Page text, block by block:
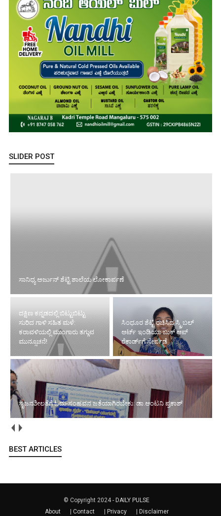
SLIDER POST
ಸಾನಿಧ್ಯ ಅರ್ಜುನ್ ಶೆಟ್ಟಿ ಶಾಲೆಯ ಲೋಕಾರ್ಪಣೆ
ದಕ್ಷಿಣ ಕನ್ನಡದಲ್ಲಿ ಬಿಟ್ಟುಬಿಟ್ಟು
ಸುರಿದ ಗಾಳಿ ಸಹಿತ ಮಳೆ:
ಕರಾವಳಿಯಲ್ಲಿ ಮುಂಗಾರು ತಗ್ಗುವ
ಮುನ್ಸೂಚನೆ!
ಸಿಂಧೂರ ಶೆಟ್ಟಿ ರಚಿಸಿದ ಸ್ಕ್ರಿಬಲ್
ಆರ್ಟ್ ಇಂಡಿಯಾ ಬುಕ್ ಆಪ್
ರೆಕಾರ್ಡ್‌ಗೆ ಸೇರ್ಪಡೆ
ಸೃಜನಶೀಲತೆಗೆ ಓದು-ಸಂಹವನ ಜತೆಯಾಗಿರಬೇಕು: ಡಾ.ಆಂಟನಿ ಪ್ರಕಾಶ್
BEST ARTICLES
© Copyright 2024 - DAILY PULSE
About
| Contact | Privacy | Disclaimer